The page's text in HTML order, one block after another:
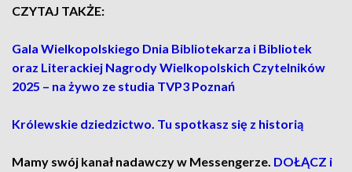
CZYTAJ TAKŻE:
Gala Wielkopolskiego Dnia Bibliotekarza i Bibliotek
oraz Literackiej Nagrody Wielkopolskich Czytelników
2025 – na żywo ze studia TVP3 Poznań
Królewskie dziedzictwo. Tu spotkasz się z historią
Mamy swój kanał nadawczy w Messengerze. DOŁĄCZ i